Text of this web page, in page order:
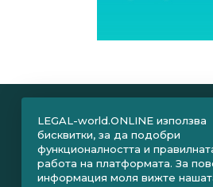
LEGAL-world.ONLINE използва
бисквитки, за да подобри
функционалността и
работа на платформата. За
информация моля вижте